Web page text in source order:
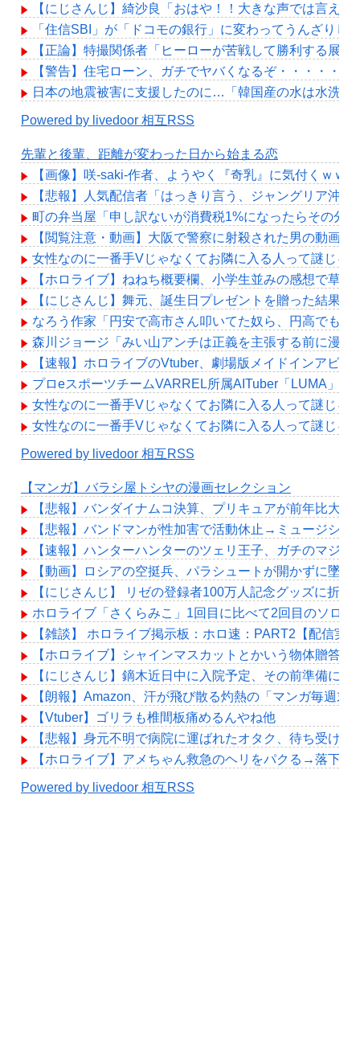
【にじさんじ】綺沙良「おはや！！大きな声では言え
「住信SBI」が「ドコモの銀行」に変わってうんざりし
【正論】特撮関係者「ヒーローが苦戦して勝利する展
【警告】住宅ローン、ガチでヤバくなるぞ・・・・・
日本の地震被害に支援したのに…「韓国産の水は水洗ト
Powered by livedoor 相互RSS
先輩と後輩、距離が変わった日から始まる恋
【画像】咲-saki-作者、ようやく『奇乳』に気付くｗｗ
【悲報】人気配信者「はっきり言う、ジャングリア沖
町の弁当屋「申し訳ないが消費税1%になったらその分
【閲覧注意・動画】大阪で警察に射殺された男の動画
女性なのに一番手Vじゃなくてお隣に入る人って謎じゃ
【ホロライブ】ねねち概要欄、小学生並みの感想で草
【にじさんじ】舞元、誕生日プレゼントを贈った結果
なろう作家「円安で高市さん叩いてた奴ら、円高でも
森川ジョージ「みい山アンチは正義を主張する前に漫
【速報】ホロライブのVtuber、劇場版メイドインアビ
プロeスポーツチームVARREL所属AITuber「LUMA」が
女性なのに一番手Vじゃなくてお隣に入る人って謎じゃ
女性なのに一番手Vじゃなくてお隣に入る人って謎じゃ
Powered by livedoor 相互RSS
【マンガ】バラシ屋トシヤの漫画セレクション
【悲報】バンダイナムコ決算、プリキュアが前年比大幅
【悲報】バンドマンが性加害で活動休止→ミュージシ
【速報】ハンターハンターのツェリ王子、ガチのマジで
【動画】ロシアの空挺兵、パラシュートが開かずに墜落
【にじさんじ】 リゼの登録者100万人記念グッズに折
ホロライブ「さくらみこ」1回目に比べて2回目のソロ
【雑談】 ホロライブ掲示板：ホロ速：PART2【配信実
【ホロライブ】シャインマスカットとかいう物体贈答
【にじさんじ】鏑木近日中に入院予定、その前準備に
【朗報】Amazon、汗が飛び散る灼熱の「マンガ毎週末
【Vtuber】ゴリラも椎間板痛めるんやね他
【悲報】身元不明で病院に運ばれたオタク、待ち受け
【ホロライブ】アメちゃん救急のヘリをパクる→落下【
Powered by livedoor 相互RSS